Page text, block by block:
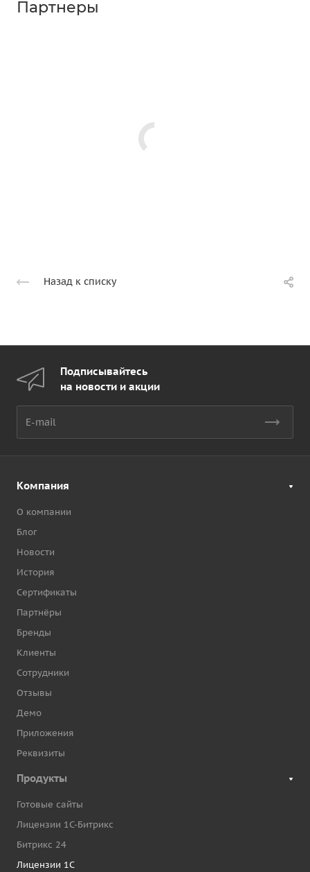
Партнеры
Назад к списку
Подписывайтесь
на новости и акции
Компания
О компании
Блог
Новости
История
Сертификаты
Партнёры
Бренды
Клиенты
Сотрудники
Отзывы
Демо
Приложения
Реквизиты
Продукты
Готовые сайты
Лицензии 1С-Битрикс
Битрикс 24
Лицензии 1С